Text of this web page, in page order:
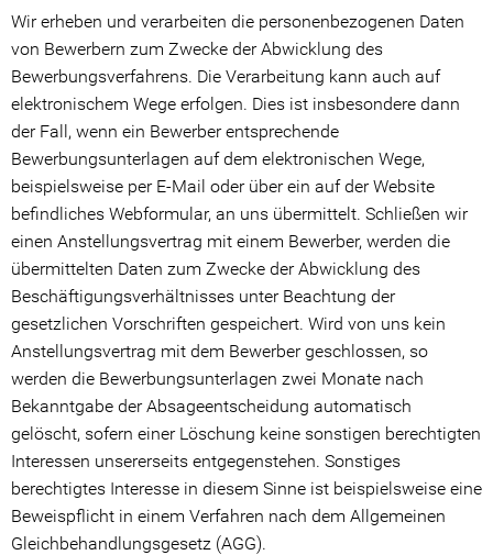
Wir erheben und verarbeiten die personenbezogenen Daten
von Bewerbern zum Zwecke der Abwicklung des
Bewerbungsverfahrens. Die Verarbeitung kann auch auf
elektronischem Wege erfolgen. Dies ist insbesondere dann
der Fall, wenn ein Bewerber entsprechende
Bewerbungsunterlagen auf dem elektronischen Wege,
beispielsweise per E-Mail oder über ein auf der Website
befindliches Webformular, an uns übermittelt. Schließen wir
einen Anstellungsvertrag mit einem Bewerber, werden die
übermittelten Daten zum Zwecke der Abwicklung des
Beschäftigungsverhältnisses unter Beachtung der
gesetzlichen Vorschriften gespeichert. Wird von uns kein
Anstellungsvertrag mit dem Bewerber geschlossen, so
werden die Bewerbungsunterlagen zwei Monate nach
Bekanntgabe der Absageentscheidung automatisch
gelöscht, sofern einer Löschung keine sonstigen berechtigten
Interessen unsererseits entgegenstehen. Sonstiges
berechtigtes Interesse in diesem Sinne ist beispielsweise eine
Beweispflicht in einem Verfahren nach dem Allgemeinen
Gleichbehandlungsgesetz (AGG).